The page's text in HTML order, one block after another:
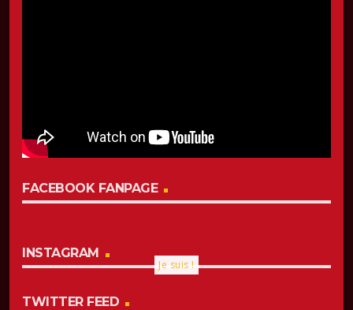
FACEBOOK FANPAGE
INSTAGRAM
Je suis !
TWITTER FEED